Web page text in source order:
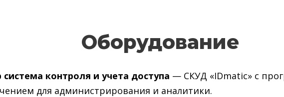
Оборудование
система контроля и учета доступа — СКУД «IDmatic» с
для администрирования и аналитики.